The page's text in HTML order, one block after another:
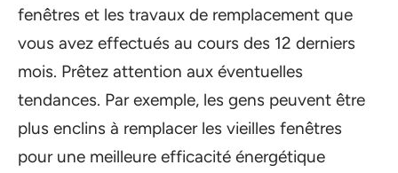
fenêtres et les travaux de remplacement que
vous avez effectués au cours des 12 derniers
mois. Prêtez attention aux éventuelles
tendances. Par exemple, les gens peuvent être
plus enclins à remplacer les vieilles fenêtres
pour une meilleure efficacité énergétique